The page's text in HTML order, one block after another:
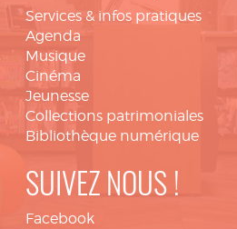
Services & infos pratiques
Agenda
Musique
Cinéma
Jeunesse
Collections patrimoniales
Bibliothèque numérique
SUIVEZ NOUS !
Facebook